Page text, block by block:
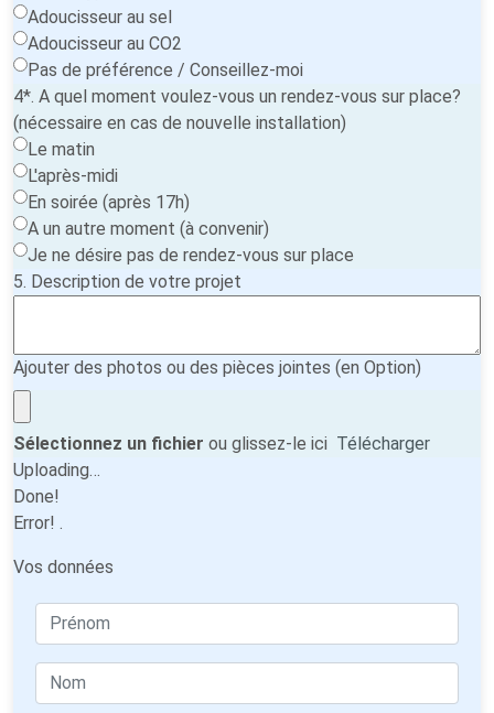
Adoucisseur au sel
Adoucisseur au CO2
Pas de préférence / Conseillez-moi
4*. A quel moment voulez-vous un rendez-vous sur place?
(nécessaire en cas de nouvelle installation)
Le matin
L'après-midi
En soirée (après 17h)
A un autre moment (à convenir)
Je ne désire pas de rendez-vous sur place
5. Description de votre projet
Ajouter des photos ou des pièces jointes (en Option)
Sélectionnez un fichier ou glissez-le ici Télécharger
Uploading…
Done!
Error! .
Vos données